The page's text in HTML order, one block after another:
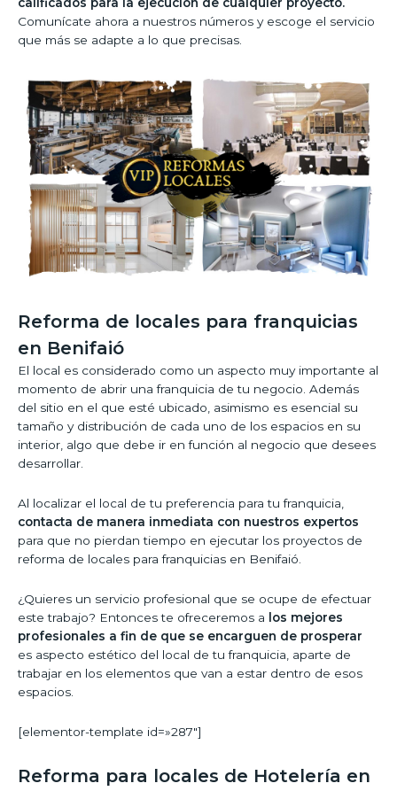
Comunícate ahora a nuestros números y escoge el servicio
que más se adapte a lo que precisas.
Reforma de locales para franquicias
en Benifaió
El local es considerado como un aspecto muy importante al
momento de abrir una franquicia de tu negocio. Además
del sitio en el que esté ubicado, asimismo es esencial su
tamaño y distribución de cada uno de los espacios en su
interior, algo que debe ir en función al negocio que desees
desarrollar.
Al localizar el local de tu preferencia para tu franquicia,
contacta de manera inmediata con nuestros expertos
para que no pierdan tiempo en ejecutar los proyectos de
reforma de locales para franquicias en Benifaió.
¿Quieres un servicio profesional que se ocupe de efectuar
este trabajo? Entonces te ofreceremos a
los mejores
profesionales a fin de que se encarguen de prosperar
es aspecto estético del local de tu franquicia, aparte de
trabajar en los elementos que van a estar dentro de esos
espacios.
[elementor-template id=»287″]
Reforma para locales de Hotelería en